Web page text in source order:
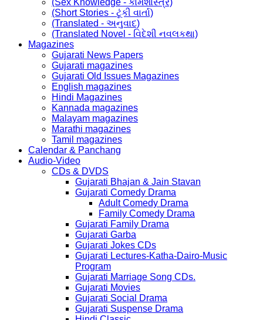
(Short Stories - ટૂંકી વાર્તા)
(Translated - અનુવાદ)
(Translated Novel - વિદેશી નવલકથા)
Magazines
Gujarati News Papers
Gujarati magazines
Gujarati Old Issues Magazines
English magazines
Hindi Magazines
Kannada magazines
Malayam magazines
Marathi magazines
Tamil magazines
Calendar & Panchang
Audio-Video
CDs & DVDS
Gujarati Bhajan & Jain Stavan
Gujarati Comedy Drama
Adult Comedy Drama
Family Comedy Drama
Gujarati Family Drama
Gujarati Garba
Gujarati Jokes CDs
Gujarati Lectures-Katha-Dairo-Music
Program
Gujarati Marriage Song CDs.
Gujarati Movies
Gujarati Social Drama
Gujarati Suspense Drama